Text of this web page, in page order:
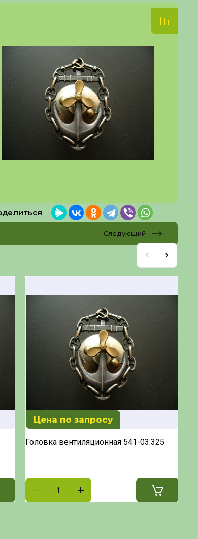
Следующий
Цена по запросу
Головка вентиляционная 541-03.325